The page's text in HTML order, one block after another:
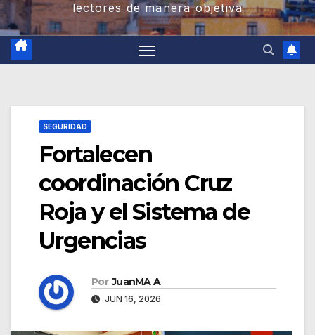
lectores de manera objetiva
SEGURIDAD
Fortalecen
coordinación Cruz
Roja y el Sistema de
Urgencias
Por JuanMA A
JUN 16, 2026